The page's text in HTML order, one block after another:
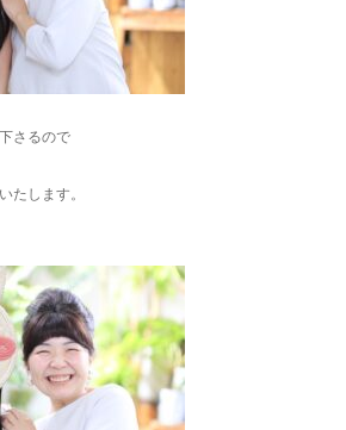
さるので
たします。